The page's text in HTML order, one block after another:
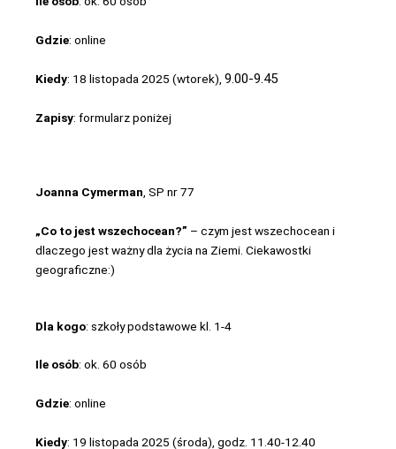
Gdzie: online
Kiedy: 18 listopada 2025 (wtorek), 9.00-9.45
Zapisy: formularz poniżej
Joanna Cymerman , SP nr 77
„Co to jest wszechocean?” – czym jest wszechocean i
dlaczego jest ważny dla życia na Ziemi. Ciekawostki
geograficzne:)
Dla kogo: szkoły podstawowe kl. 1-4
Ile osób: ok. 60 osób
Gdzie: online
Kiedy: 19 listopada 2025 (środa), godz. 11.40-12.40